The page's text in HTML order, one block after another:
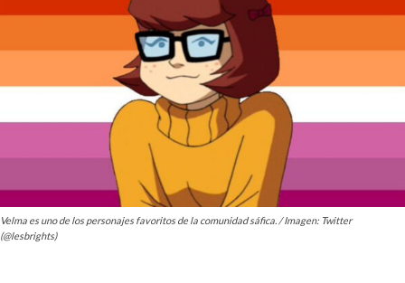
Velma es uno de los personajes favoritos de la comunidad sáfica. / Imagen: Twitter
(@lesbrights)